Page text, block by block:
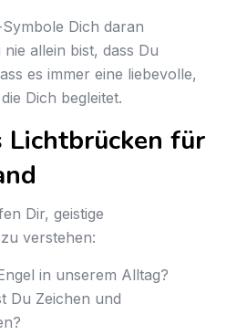
Dich daran
allein bist, dass Du
es immer eine liebevolle,
Dich begleitet.
Lichtbrücken für
Dir, geistige
verstehen:
in unserem Alltag?
Du Zeichen und